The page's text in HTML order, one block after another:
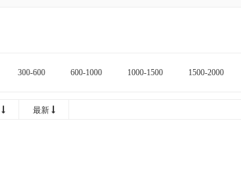
300-600 600-1000 1000-1500 1500-2000
最新